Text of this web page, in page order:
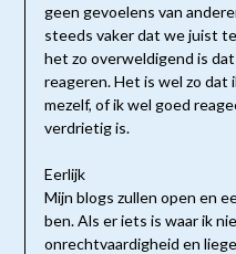
geen gevoelens van
steeds vaker dat we juist
het zo overweldigend is
reageren. Het is wel zo dat
mezelf, of ik wel goed
verdrietig is.
Eerlijk
Mijn blogs zullen open en
ben. Als er iets is waar ik
onrechtvaardigheid en